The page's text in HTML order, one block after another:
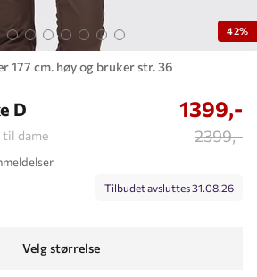
42%
177 cm. høy og bruker str. 36
D
til dame
1399,-
2399,-
Tilbudet avsluttes31.08.26
Velg størrelse